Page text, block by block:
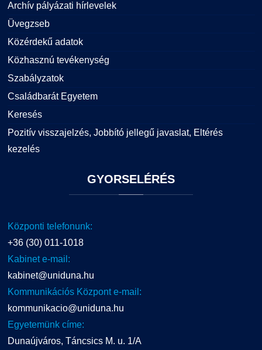
Archív pályázati hírlevelek
Üvegzseb
Közérdekű adatok
Közhasznú tevékenység
Szabályzatok
Családbarát Egyetem
Keresés
Pozitív visszajelzés, Jobbító jellegű javaslat, Eltérés
kezelés
GYORSELÉRÉS
Központi telefonunk:
+36 (30) 011-1018
Kabinet e-mail:
kabinet@uniduna.hu
Kommunikációs Központ e-mail:
kommunikacio@uniduna.hu
Egyetemünk címe:
Dunaújváros, Táncsics M. u. 1/A